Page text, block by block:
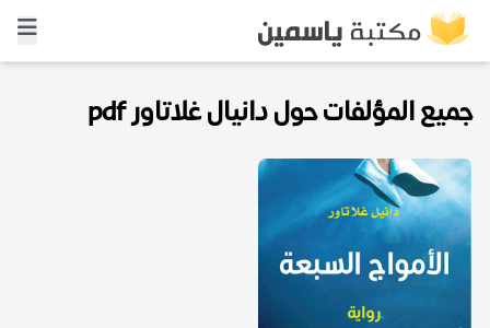
جميع المؤلفات حول دانيال غلاتاور pdf